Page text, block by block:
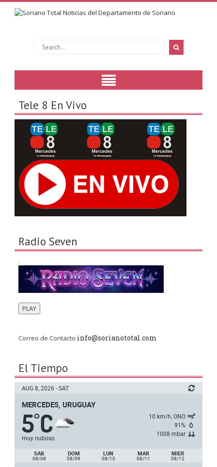
Tele 8 En Vivo
Radio Seven
.
PLAY
Correo de Contacto info@sorianototal.com
El Tiempo
AUG 8, 2026 - SAT
MERCEDES, URUGUAY
5°C
muy nuboso
10 km/h, ONO
91%
1008 mbar
SAB
08/08
DOM
08/09
LUN
08/10
MAR
08/11
MIER
08/12